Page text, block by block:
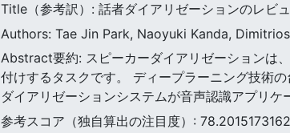
Title（参考訳）: 話者ダイアリゼーションのレビ
Authors: Tae Jin Park, Naoyuki Kanda,
Abstract要約: スピーカーダイアリゼーションは
付けするタスクです。 ディープラーニング技術
ダイアリゼーションシステムが音声認識アプリケ
参考スコア（独自算出の注目度）: